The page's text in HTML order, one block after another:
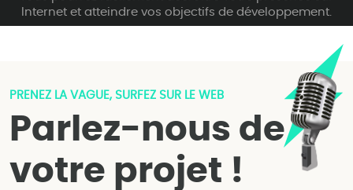
Internet et atteindre vos objectifs de développement.
PRENEZ LA VAGUE, SURFEZ SUR LE WEB
Parlez-nous de
votre projet !